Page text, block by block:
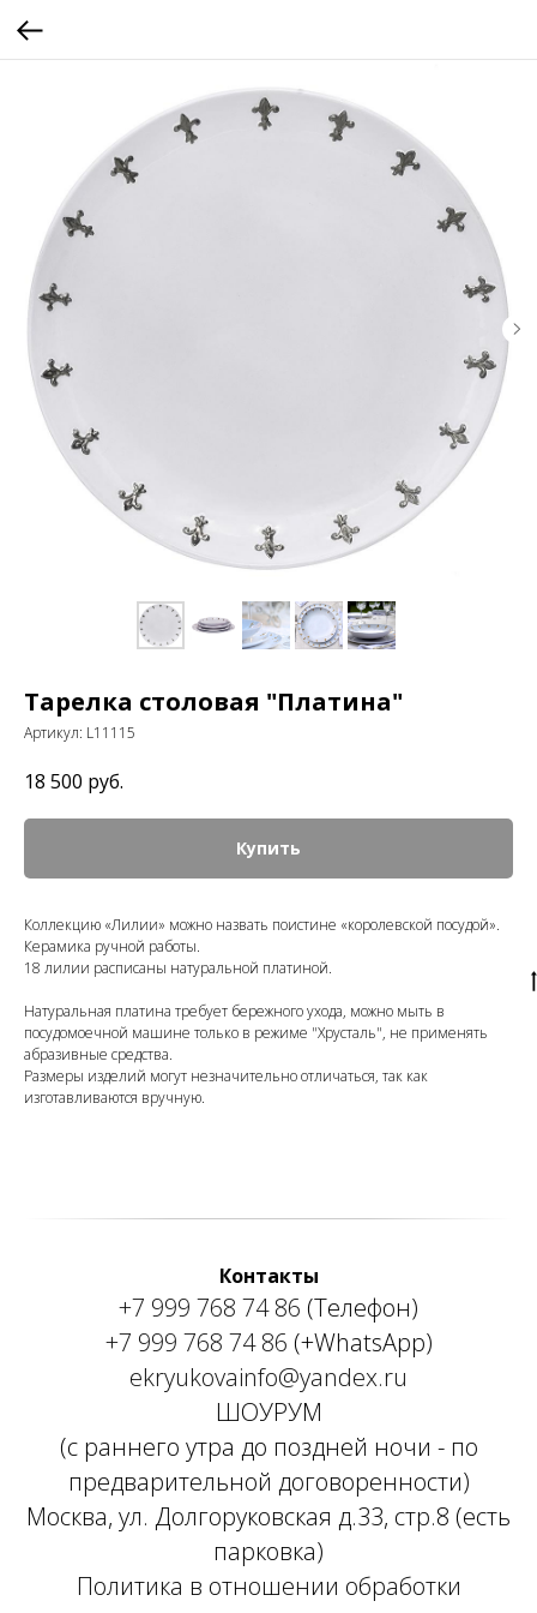
Тарелка столовая "Платина"
Артикул: L11115
18 500 руб.
Купить
Коллекцию «Лилии» можно назвать поистине «королевской посудой».
Керамика ручной работы.
18 лилии расписаны натуральной платиной.
Натуральная платина требует бережного ухода, можно мыть в
посудомоечной машине только в режиме "Хрусталь", не применять
абразивные средства.
Размеры изделий могут незначительно отличаться, так как
изготавливаются вручную.
Контакты
+7 999 768 74 86 (Телефон)
+7 999 768 74 86 (+WhatsApp)
ekryukovainfo@yandex.ru
ШОУРУМ
(с раннего утра до поздней ночи - по
предварительной договоренности)
Москва, ул. Долгоруковская д.33, стр.8 (есть
парковка)
Политика в отношении обработки